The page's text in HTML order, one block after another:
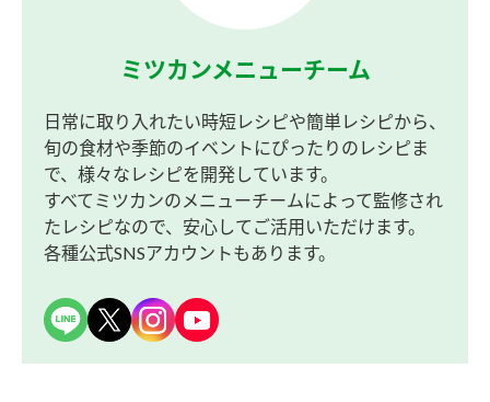
ミツカンメニューチーム
日常に取り入れたい時短レシピや簡単レシピから、
旬の食材や季節のイベントにぴったりのレシピま
で、様々なレシピを開発しています。
すべてミツカンのメニューチームによって監修され
たレシピなので、安心してご活用いただけます。
各種公式SNSアカウントもあります。